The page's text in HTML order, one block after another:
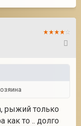
рыжий только
как то .. долго